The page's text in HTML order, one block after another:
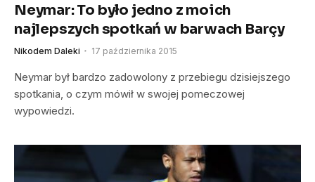
Neymar: To było jedno z moich
najlepszych spotkań w barwach Barçy
Nikodem Daleki 17 października 2015
Neymar był bardzo zadowolony z przebiegu dzisiejszego
spotkania, o czym mówił w swojej pomeczowej
wypowiedzi.